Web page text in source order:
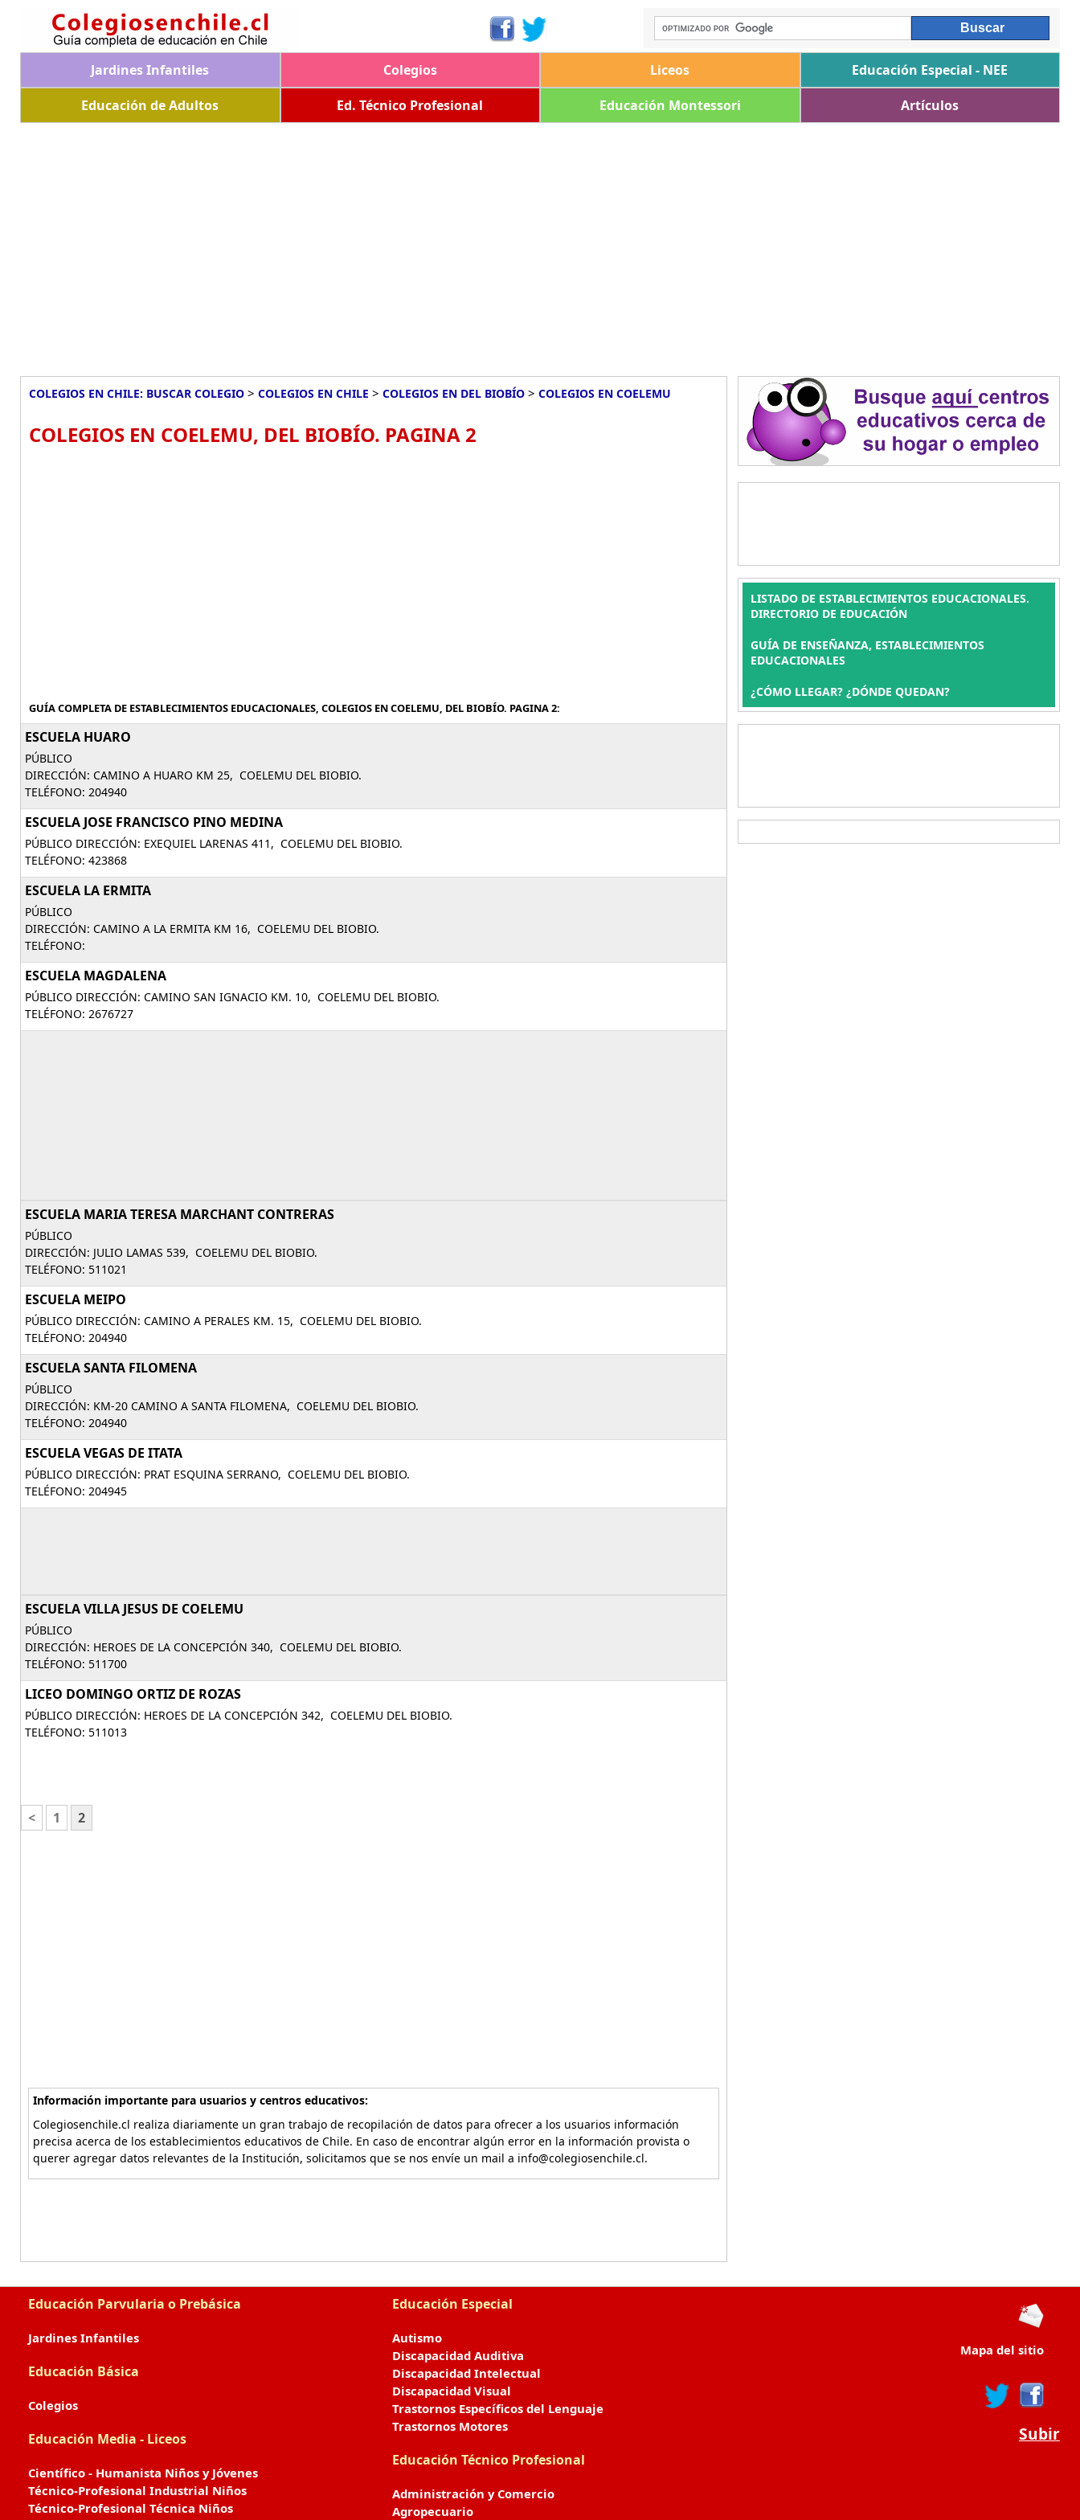
Jardines Infantiles Colegios Liceos
Educación Especial - NEE
Educación de Adultos
Ed. Técnico Profesional Educación Montessori Artículos
COLEGIOS EN CHILE: BUSCAR COLEGIO > COLEGIOS EN CHILE > COLEGIOS EN DEL BIOBÍO > COLEGIOS EN COELEMU
COLEGIOS EN COELEMU, DEL BIOBÍO. PAGINA 2
GUÍA COMPLETA DE ESTABLECIMIENTOS EDUCACIONALES, COLEGIOS EN COELEMU, DEL BIOBÍO. PAGINA 2:
ESCUELA HUARO
PÚBLICO
DIRECCIÓN: CAMINO A HUARO KM 25, COELEMU DEL BIOBIO.
TELÉFONO: 204940
ESCUELA JOSE FRANCISCO PINO MEDINA
PÚBLICO DIRECCIÓN: EXEQUIEL LARENAS 411, COELEMU DEL BIOBIO.
TELÉFONO: 423868
ESCUELA LA ERMITA
PÚBLICO
DIRECCIÓN: CAMINO A LA ERMITA KM 16, COELEMU DEL BIOBIO.
TELÉFONO:
ESCUELA MAGDALENA
PÚBLICO DIRECCIÓN: CAMINO SAN IGNACIO KM. 10, COELEMU DEL BIOBIO.
TELÉFONO: 2676727
ESCUELA MARIA TERESA MARCHANT CONTRERAS
PÚBLICO
DIRECCIÓN: JULIO LAMAS 539, COELEMU DEL BIOBIO.
TELÉFONO: 511021
ESCUELA MEIPO
PÚBLICO DIRECCIÓN: CAMINO A PERALES KM. 15, COELEMU DEL BIOBIO.
TELÉFONO: 204940
ESCUELA SANTA FILOMENA
PÚBLICO
DIRECCIÓN: KM-20 CAMINO A SANTA FILOMENA, COELEMU DEL BIOBIO.
TELÉFONO: 204940
ESCUELA VEGAS DE ITATA
PÚBLICO DIRECCIÓN: PRAT ESQUINA SERRANO, COELEMU DEL BIOBIO.
TELÉFONO: 204945
ESCUELA VILLA JESUS DE COELEMU
PÚBLICO
DIRECCIÓN: HEROES DE LA CONCEPCIÓN 340, COELEMU DEL BIOBIO.
TELÉFONO: 511700
LICEO DOMINGO ORTIZ DE ROZAS
PÚBLICO DIRECCIÓN: HEROES DE LA CONCEPCIÓN 342, COELEMU DEL BIOBIO.
TELÉFONO: 511013
< 1 2
Información importante para usuarios y centros educativos:
Colegiosenchile.cl realiza diariamente un gran trabajo de recopilación de datos para ofrecer a los usuarios información
precisa acerca de los establecimientos educativos de Chile. En caso de encontrar algún error en la información provista o
querer agregar datos relevantes de la Institución, solicitamos que se nos envíe un mail a info@colegiosenchile.cl.
LISTADO DE ESTABLECIMIENTOS EDUCACIONALES.
DIRECTORIO DE EDUCACIÓN
GUÍA DE ENSEÑANZA, ESTABLECIMIENTOS
EDUCACIONALES
¿CÓMO LLEGAR? ¿DÓNDE QUEDAN?
Educación Parvularia o Prebásica
Jardines Infantiles
Educación Básica
Colegios
Educación Media - Liceos
Científico - Humanista Niños y Jóvenes
Técnico-Profesional Industrial Niños
Técnico-Profesional Técnica Niños
Educación Especial
Autismo
Discapacidad Auditiva
Discapacidad Intelectual
Discapacidad Visual
Trastornos Específicos del Lenguaje
Trastornos Motores
Educación Técnico Profesional
Administración y Comercio
Agropecuario
Mapa del sitio
Subir